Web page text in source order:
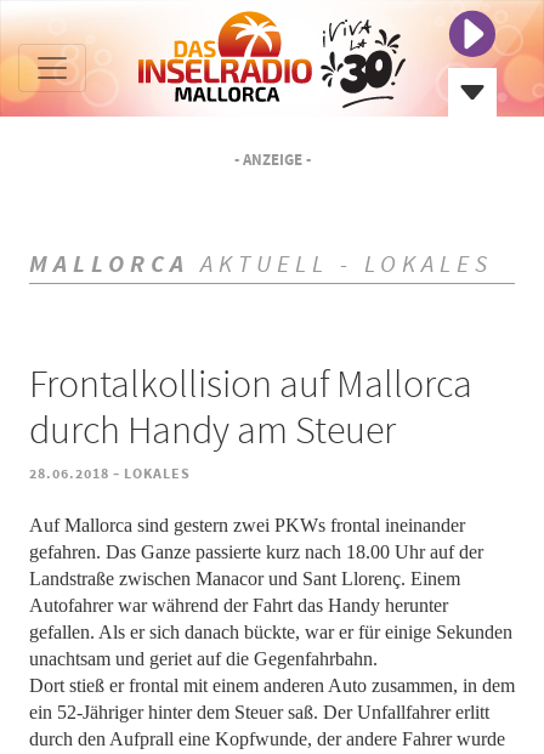
- ANZEIGE -
MALLORCA AKTUELL - LOKALES
Frontalkollision auf Mallorca
durch Handy am Steuer
28.06.2018 - LOKALES
Auf Mallorca sind gestern zwei PKWs frontal ineinander
gefahren. Das Ganze passierte kurz nach 18.00 Uhr auf der
Landstraße zwischen Manacor und Sant Llorenç. Einem
Autofahrer war während der Fahrt das Handy herunter
gefallen. Als er sich danach bückte, war er für einige Sekunden
unachtsam und geriet auf die Gegenfahrbahn.
Dort stieß er frontal mit einem anderen Auto zusammen, in dem
ein 52-Jähriger hinter dem Steuer saß. Der Unfallfahrer erlitt
durch den Aufprall eine Kopfwunde, der andere Fahrer wurde